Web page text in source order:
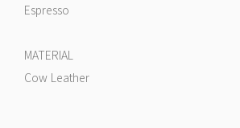
Espresso
MATERIAL
Cow Leather